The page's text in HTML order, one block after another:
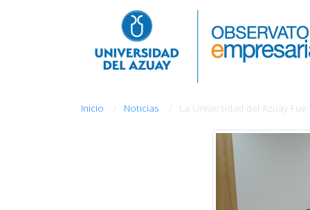
Inicio Noticias La Universidad del Azuay